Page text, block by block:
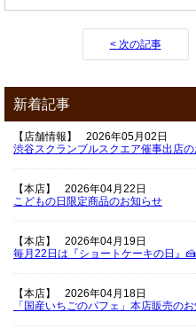
< 次の記事
新着記事
【店舗情報】
2026年05月02日
渋谷スクランブルスクエア催事出店
【本店】
2026年04月22日
こどもの日限定商品のお知らせ
【本店】
2026年04月19日
毎月22日は『ショートケーキの日』🍰
【本店】
2026年04月18日
「国産いちごのパフェ」本店販売の